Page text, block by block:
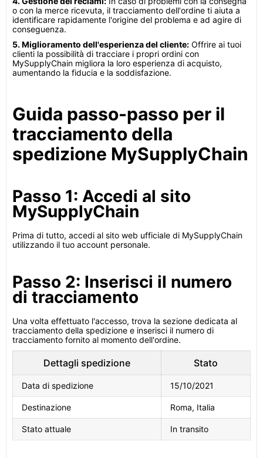
o con la merce ricevuta, il tracciamento dell'ordine ti aiuta a
identificare rapidamente l'origine del problema e ad agire di
conseguenza.
5. Miglioramento dell'esperienza del cliente: Offrire ai tuoi
clienti la possibilità di tracciare i propri ordini con
MySupplyChain migliora la loro esperienza di acquisto,
aumentando la fiducia e la soddisfazione.
Guida passo-passo per il
tracciamento della
spedizione MySupplyChain
Passo 1: Accedi al sito
MySupplyChain
Prima di tutto, accedi al sito web ufficiale di MySupplyChain
utilizzando il tuo account personale.
Passo 2: Inserisci il numero
di tracciamento
Una volta effettuato l'accesso, trova la sezione dedicata al
tracciamento della spedizione e inserisci il numero di
tracciamento fornito al momento dell'ordine.
Dettagli spedizione Stato
Data di spedizione 15/10/2021
Destinazione Roma, Italia
Stato attuale In transito